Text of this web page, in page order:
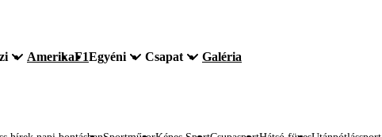
AmerikaF1Egyéni Csapat Galéria